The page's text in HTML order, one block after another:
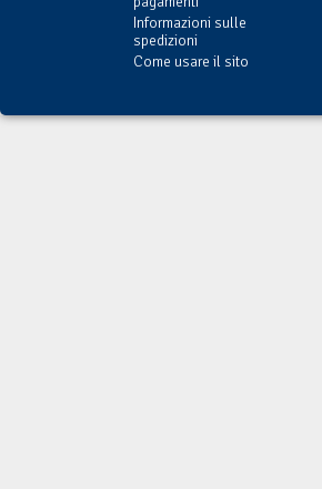
Informazioni sulle
spedizioni
Come usare il sito